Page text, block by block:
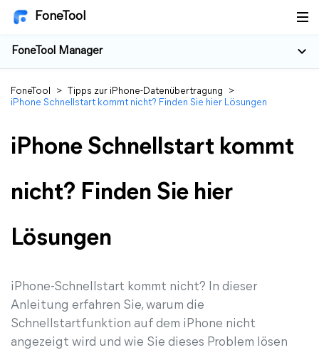
FoneTool
FoneTool Manager
FoneTool > Tipps zur iPhone-Datenübertragung
>
iPhone Schnellstart kommt nicht? Finden Sie hier Lösungen
iPhone Schnellstart kommt
nicht? Finden Sie hier
Lösungen
iPhone-Schnellstart kommt nicht? In dieser
Anleitung erfahren Sie, warum die
Schnellstartfunktion auf dem iPhone nicht
angezeigt wird und wie Sie dieses Problem lösen